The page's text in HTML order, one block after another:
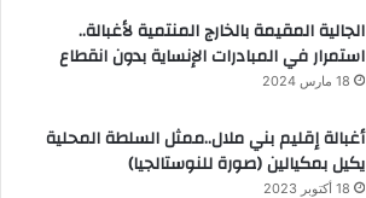
الجالية المقيمة بالخارج المنتمية لأغبالة..
استمرار في المبادرات الإنساية بدون انقطاع
18 مارس 2024
أغبالة إقليم بني ملال..ممثل السلطة المحلية
يكيل بمكيالين (صورة للنوستالجيا)
18 أكتوبر 2023